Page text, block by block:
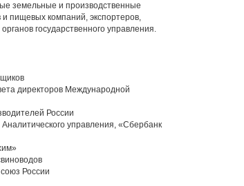
земельные и производственные
и пищевых компаний, экспортеров,
государственного управления.
директоров Международной
России
управления, «Сбербанк
России